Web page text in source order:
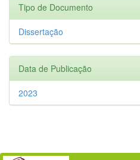
Tipo de Documento
Dissertação
Data de Publicação
2023